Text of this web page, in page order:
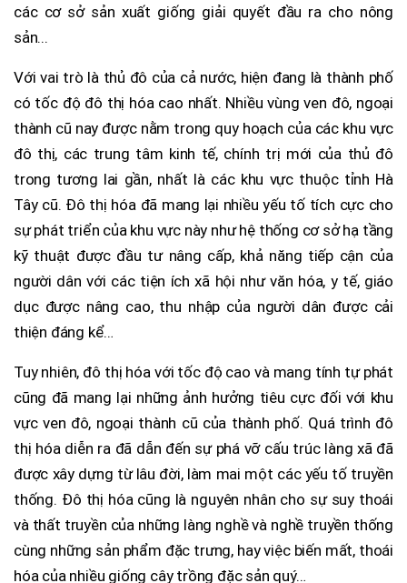
các cơ sở sản xuất giống giải quyết đầu ra cho nông
sản...
Với vai trò là thủ đô của cả nước, hiện đang là thành phố
có tốc độ đô thị hóa cao nhất. Nhiều vùng ven đô, ngoại
thành cũ nay được nằm trong quy hoạch của các khu vực
đô thị, các trung tâm kinh tế, chính trị mới của thủ đô
trong tương lai gần, nhất là các khu vực thuộc tỉnh Hà
Tây cũ. Đô thị hóa đã mang lại nhiều yếu tố tích cực cho
sự phát triển của khu vực này như hệ thống cơ sở hạ tầng
kỹ thuật được đầu tư nâng cấp, khả năng tiếp cận của
người dân với các tiện ích xã hội như văn hóa, y tế, giáo
dục được nâng cao, thu nhập của người dân được cải
thiện đáng kể…
Tuy nhiên, đô thị hóa với tốc độ cao và mang tính tự phát
cũng đã mang lại những ảnh hưởng tiêu cực đối với khu
vực ven đô, ngoại thành cũ của thành phố. Quá trình đô
thị hóa diễn ra đã dẫn đến sự phá vỡ cấu trúc làng xã đã
được xây dựng từ lâu đời, làm mai một các yếu tố truyền
thống. Đô thị hóa cũng là nguyên nhân cho sự suy thoái
và thất truyền của những làng nghề và nghề truyền thống
cùng những sản phẩm đặc trưng, hay việc biến mất, thoái
hóa của nhiều giống cây trồng đặc sản quý…